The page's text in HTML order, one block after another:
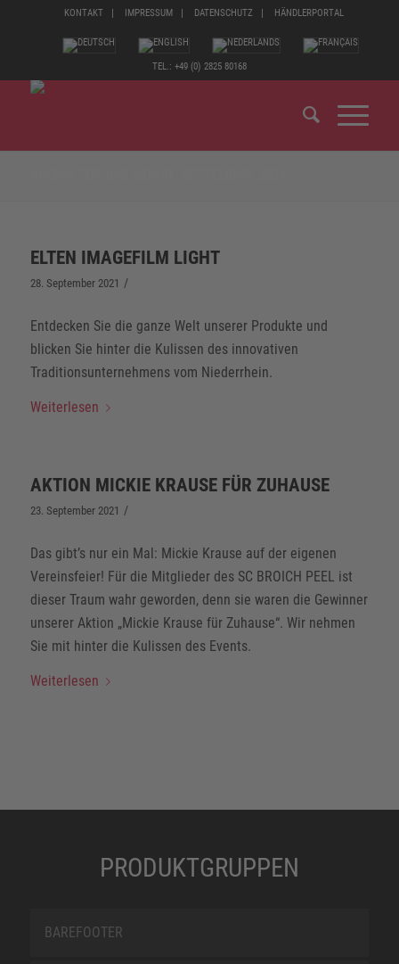
KONTAKT IMPRESSUM DATENSCHUTZ HÄNDLERPORTAL
TEL.: +49 (0) 2825 80168
ELTEN IMAGEFILM LIGHT
28. September 2021 /
Entdecken Sie die ganze Welt unserer Produkte und
blicken Sie hinter die Kulissen des innovativen
Traditionsunternehmens vom Niederrhein.
Weiterlesen
AKTION MICKIE KRAUSE FÜR ZUHAUSE
23. September 2021 /
Das gibt’s nur ein Mal: Mickie Krause auf der eigenen
Vereinsfeier! Für die Mitglieder des SC BROICH PEEL ist
dieser Traum wahr geworden, denn sie waren die Gewinner
unserer Aktion „Mickie Krause für Zuhause“. Wir nehmen
Sie mit hinter die Kulissen des Events.
Weiterlesen
PRODUKTGRUPPEN
BAREFOOTER